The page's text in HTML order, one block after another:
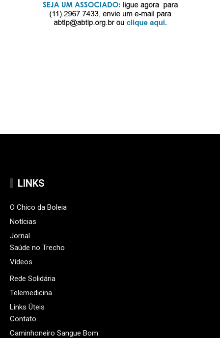
LINKS
O Chico da Boleia
Notícias
Jornal
Saúde no Trecho
Vídeos
Rede Solidária
Telemedicina
Links Úteis
Contato
Caminhoneiro Sangue Bom